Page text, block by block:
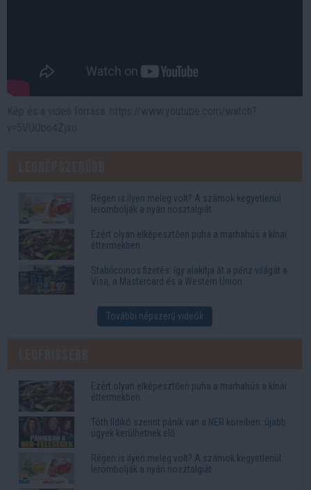
Régen is ilyen meleg volt? A számok kegyetlenül
lerombolják a nyári nosztalgiát
Ezért olyan elképesztően puha a marhahús a kínai
éttermekben
Stabilcoinos fizetés: így alakítja át a pénz világát a
Visa, a Mastercard és a Western Union
További népszerű videók
Ezért olyan elképesztően puha a marhahús a kínai
éttermekben
Tóth Ildikó szerint pánik van a NER köreiben: újabb
ügyek kerülhetnek elő
Régen is ilyen meleg volt? A számok kegyetlenül
lerombolják a nyári nosztalgiát